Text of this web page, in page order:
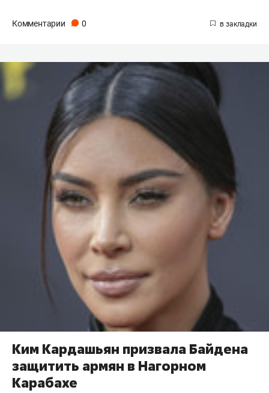
Комментарии 0
Ким Кардашьян призвала Байдена
защитить армян в Нагорном
Карабахе